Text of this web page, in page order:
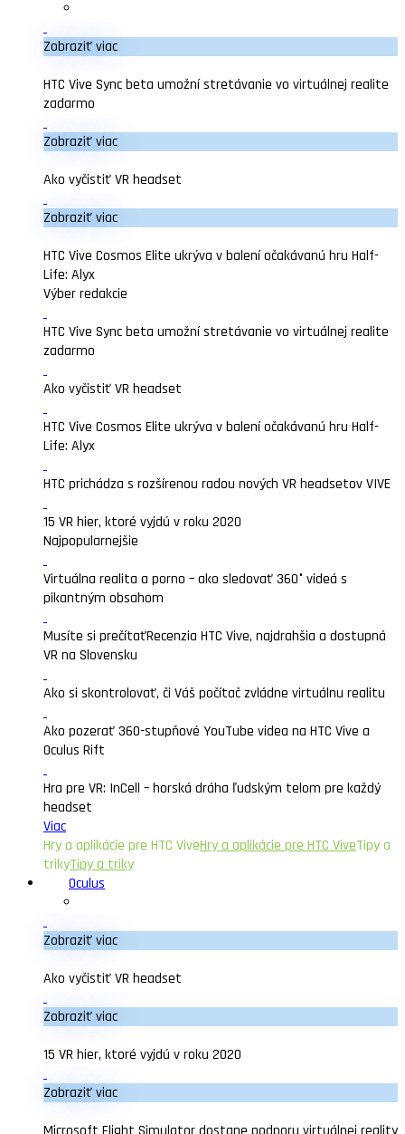
Zobraziť viac
HTC Vive Sync beta umožní stretávanie vo virtuálnej realite
zadarmo
Zobraziť viac
Ako vyčistiť VR headset
Zobraziť viac
HTC Vive Cosmos Elite ukrýva v balení očakávanú hru Half-
Life: Alyx
Výber redakcie
HTC Vive Sync beta umožní stretávanie vo virtuálnej realite
zadarmo
Ako vyčistiť VR headset
HTC Vive Cosmos Elite ukrýva v balení očakávanú hru Half-
Life: Alyx
HTC prichádza s rozšírenou radou nových VR headsetov VIVE
15 VR hier, ktoré vyjdú v roku 2020
Najpopularnejšie
Virtuálna realita a porno – ako sledovať 360° videá s
pikantným obsahom
Musíte si prečítaťRecenzia HTC Vive, najdrahšia a dostupná
VR na Slovensku
Ako si skontrolovať, či Váš počítač zvládne virtuálnu realitu
Ako pozerať 360-stupňové YouTube videa na HTC Vive a
Oculus Rift
Hra pre VR: InCell – horská dráha ľudským telom pre každý
headset
Viac
Hry a aplikácie pre HTC ViveHry a aplikácie pre HTC ViveTipy a
trikyTipy a triky
Oculus
Zobraziť viac
Ako vyčistiť VR headset
Zobraziť viac
15 VR hier, ktoré vyjdú v roku 2020
Zobraziť viac